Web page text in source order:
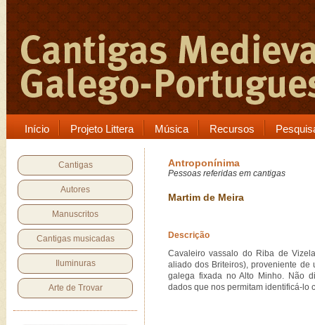
Início Projeto Littera Música Recursos
Cantigas
Autores
Manuscritos
Cantigas musicadas
Iluminuras
Arte de Trovar
Antroponínima
Pessoas referidas em cantigas
Martim de Meira
Descrição
Cavaleiro vassalo do Riba de
aliado dos Briteiros), proveniente de
galega fixada no Alto Minho. Não
dados que nos permitam identificá-lo